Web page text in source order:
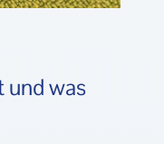
und was